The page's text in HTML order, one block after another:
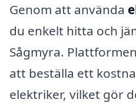
Genom att använda
du enkelt hitta och
Sågmyra.
att beställa ett
elektriker, vilket gör